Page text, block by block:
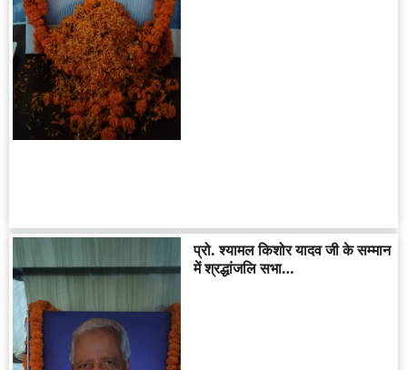
प्रो. श्यामल किशोर यादव जी के सम्मान
में श्रद्धांजलि सभा…